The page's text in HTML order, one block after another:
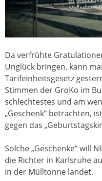
Da verfrühte
Unglück bringen, kann
Tarifeinheitsgesetz
Stimmen der GroKo im
schlechtestes und am
„Geschenk“ betrachten,
gegen das
Solche „Geschenke“ will
die Richter in Karlsruhe
in der Mülltonne landet.